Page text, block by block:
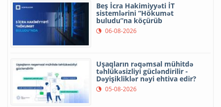
Beş İcra Hakimiyyəti İT
sistemlərini “Hökumət
buludu”na köçürüb
06-08-2026
Uşaqların rəqəmsal mühitdə
təhlükəsizliyi gücləndirilir -
Dəyişikliklər nəyi ehtiva edir?
05-08-2026